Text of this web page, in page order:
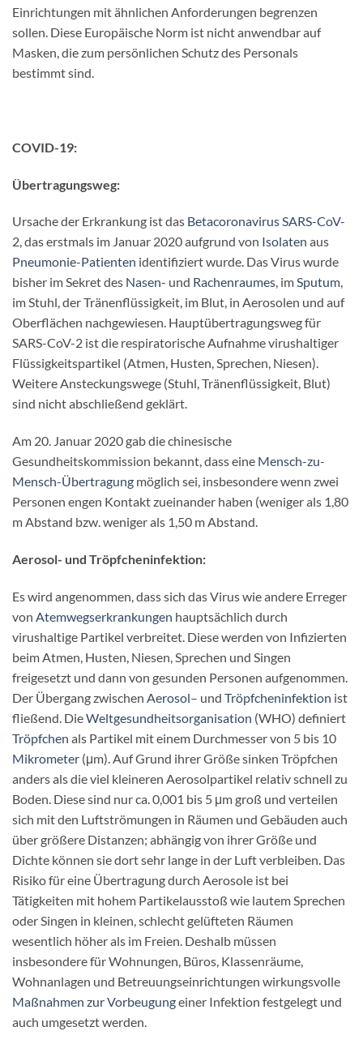
Einrichtungen mit ähnlichen Anforderungen begrenzen
sollen. Diese Europäische Norm ist nicht anwendbar auf
Masken, die zum persönlichen Schutz des Personals
bestimmt sind.
COVID-19:
Übertragungsweg:
Ursache der Erkrankung ist das BetacoronavirusSARS-CoV-
2, das erstmals im Januar 2020 aufgrund von Isolaten aus
Pneumonie-Patienten identifiziert wurde. Das Virus wurde
bisher im Sekret des Nasen- und Rachenraumes, imSputum,
im Stuhl, der Tränenflüssigkeit, im Blut, in Aerosolen und auf
Oberflächen nachgewiesen. Hauptübertragungsweg für
SARS-CoV-2 ist die respiratorische Aufnahme virushaltiger
Flüssigkeitspartikel (Atmen, Husten, Sprechen, Niesen).
Weitere Ansteckungswege (Stuhl, Tränenflüssigkeit, Blut)
sind nicht abschließend geklärt.
Am 20. Januar 2020 gab die chinesische
Gesundheitskommission bekannt, dass eine Mensch-zu-
Mensch-Übertragung möglich sei, insbesondere wenn zwei
Personen engen Kontakt zueinander haben (weniger als 1,80
m Abstand bzw. weniger als 1,50 m Abstand.
Aerosol- und Tröpfcheninfektion:
Es wird angenommen, dass sich das Virus wie andere Erreger
von Atemwegserkrankungen hauptsächlich durch
virushaltige Partikel verbreitet. Diese werden von Infizierten
beim Atmen, Husten, Niesen, Sprechen und Singen
freigesetzt und dann von gesunden Personen aufgenommen.
Der Übergang zwischen Aerosol– und Tröpfcheninfektion ist
fließend. DieWeltgesundheitsorganisation (WHO) definiert
Tröpfchen als Partikel mit einem Durchmesser von 5 bis 10
Mikrometer (μm). Auf Grund ihrer Größe sinken Tröpfchen
anders als die viel kleineren Aerosolpartikel relativ schnell zu
Boden. Diese sind nur ca. 0,001 bis 5 μm groß und verteilen
sich mit den Luftströmungen in Räumen und Gebäuden auch
über größere Distanzen; abhängig von ihrer Größe und
Dichte können sie dort sehr lange in der Luft verbleiben. Das
Risiko für eine Übertragung durch Aerosole ist bei
Tätigkeiten mit hohem Partikelausstoß wie lautem Sprechen
oder Singen in kleinen, schlecht gelüfteten Räumen
wesentlich höher als im Freien. Deshalb müssen
insbesondere für Wohnungen, Büros, Klassenräume,
Wohnanlagen und Betreuungseinrichtungen wirkungsvolle
Maßnahmen zur Vorbeugungeiner Infektion festgelegt und
auch umgesetzt werden.